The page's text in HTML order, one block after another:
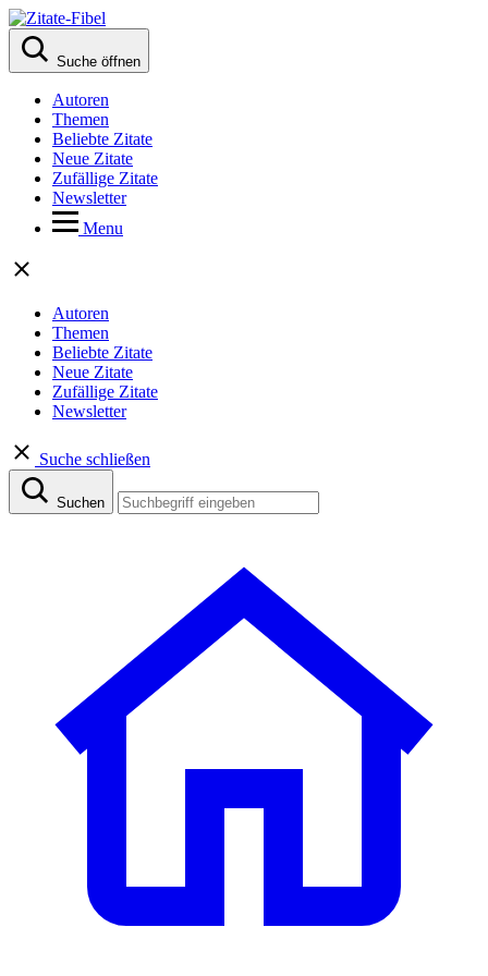
Suche öffnen
Autoren
Themen
Beliebte Zitate
Neue Zitate
Zufällige Zitate
Newsletter
Menu
Autoren
Themen
Beliebte Zitate
Neue Zitate
Zufällige Zitate
Newsletter
Suche schließen
Suchen